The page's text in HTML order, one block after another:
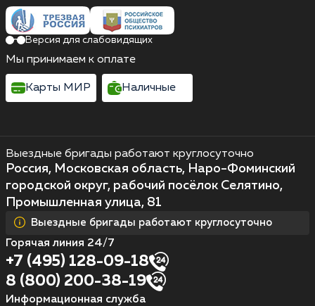
Выездные бригады работают круглосуточно
Россия, Московская область, Наро-Фоминский
городской округ, рабочий посёлок Селятино,
Промышленная улица, 81
Выездные бригады работают круглосуточно
Горячая линия 24/7
+7 (495) 128-09-18
8 (800) 200-38-19
Информационная служба
Версия для слабовидящих
Мы принимаем к оплате
Карты МИР Наличные